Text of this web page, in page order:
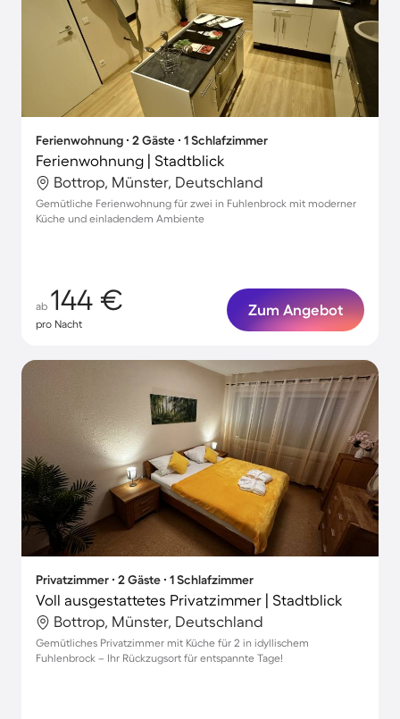
Ferienwohnung ∙ 2 Gäste ∙ 1 Schlafzimmer
Ferienwohnung | Stadtblick
Bottrop, Münster, Deutschland
Gemütliche Ferienwohnung für zwei in Fuhlenbrock mit moderner
Küche und einladendem Ambiente
ab 144 €
pro Nacht
Zum Angebot
Privatzimmer ∙ 2 Gäste ∙ 1 Schlafzimmer
Voll ausgestattetes Privatzimmer | Stadtblick
Bottrop, Münster, Deutschland
Gemütliches Privatzimmer mit Küche für 2 in idyllischem
Fuhlenbrock – Ihr Rückzugsort für entspannte Tage!